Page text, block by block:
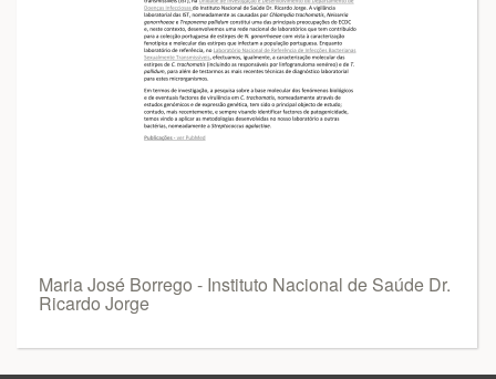
Maria José Borrego - Instituto Nacional de Saúde Dr.
Ricardo Jorge